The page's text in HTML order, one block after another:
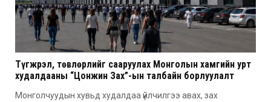
Түгжрэл, төвлөрлийг сааруулах Монголын хамгийн урт
худалдааны “Цонжин Зах”-ын талбайн борлуулалт
Монголчуудын хувьд худалдаа үйлчилгээ авах, зах